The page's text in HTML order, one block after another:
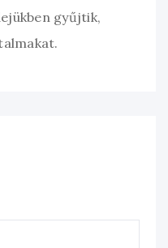
gyűjtik,